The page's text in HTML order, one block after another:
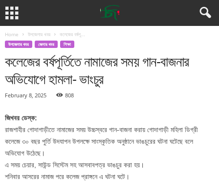
Home উপজেলার খবর কলেজের বর্ষপূ...
উপজেলার খবর জেলার খবর শিক্ষা
কলেজের বর্ষপূর্তিতে নামাজের সময় গান-বাজনার
অভিযোগে হামলা- ভাংচুর
February 8, 2025 808
জিখবর ডেস্ক:
রাজশাহীর গোদাগাড়ীতে নামাজের সময় উচ্চস্বরে গান-বাজনা করায় গোদাগাড়ী মহিলা ডিগ্রী
কলেজে ৩০ বছর পুর্তি উদযাপন উপলক্ষে সাংস্কৃতিক অনুষ্ঠানে ভাঙচুরের ঘটনা ঘটেছে বলে
অভিযোগ উঠেছে।
এ সময় চেয়ার, সাউন্ড সিস্টেম সহ আসবাবপত্র ভাঙচুর করা হয়।
শনিবার আসরের নামাজ পরে কলেজ প্রাঙ্গনে এ ঘটনা ঘটে।